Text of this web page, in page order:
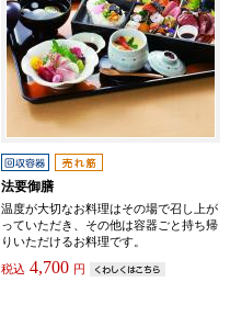
法要御膳
温度が大切なお料理はその場で召し上が
っていただき、その他は容器ごと持ち帰
りいただけるお料理です。
税込 4,700 円